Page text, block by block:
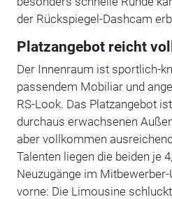
der Rückspiegel-Dashcam
Platzangebot reicht
Der Innenraum ist sportlich-
passendem Mobiliar und
RS-Look. Das Platzangebot
durchaus erwachsenen
aber vollkommen
Talenten liegen die beiden je
Neuzugänge im
vorne: Die Limousine